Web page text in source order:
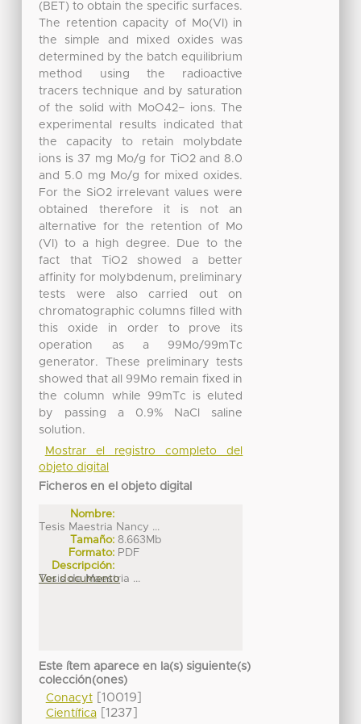
(BET) to obtain the specific surfaces.
The retention capacity of Mo(VI) in
the simple and mixed oxides was
determined by the batch equilibrium
method using the radioactive
tracers technique and by saturation
of the solid with MoO42− ions. The
experimental results indicated that
the capacity to retain molybdate
ions is 37 mg Mo/g for TiO2 and 8.0
and 5.0 mg Mo/g for mixed oxides.
For the SiO2 irrelevant values were
obtained therefore it is not an
alternative for the retention of Mo
(VI) to a high degree. Due to the
fact that TiO2 showed a better
affinity for molybdenum, preliminary
tests were also carried out on
chromatographic columns filled with
this oxide in order to prove its
operation as a 99Mo/99mTc
generator. These preliminary tests
showed that all 99Mo remain fixed in
the column while 99mTc is eluted
by passing a 0.9% NaCl saline
solution.
Mostrar el registro completo del
objeto digital
Ficheros en el objeto digital
Nombre:
Tesis Maestria Nancy ...
Tamaño: 8.663Mb
Formato: PDF
Descripción:
Tesis de Maestria ...
Ver documento
Este ítem aparece en la(s) siguiente(s)
colección(ones)
Conacyt[10019]
Científica[1237]